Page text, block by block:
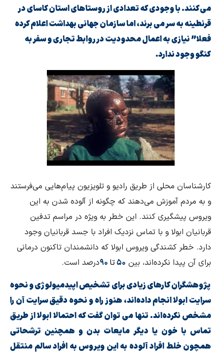
می‌کنند. با وجودی که تعدادی از روستاهای استان کاسای در
قرنطینه به سر می برند، اما سازمان جهانی بهداشت اعلام کرده
فعلا” نیازی به اعمال محدودیت در روابط تجاری و سفر به
کنگو وجود ندارد.
کارشناسان محلی از طریق رادیو و تلویزیون پیام‌هایی می‌فرستند
و به مردم آموزش می‌دهند که چگونه از آلوده شدن به این
ویروس پیشگیری کنند. این خطر به ویژه در مراسم تدفین
قربانیان ابولا و با تماس نزدیک افراد با جسد قربانیان وجود
دارد. خطر کشندگی ویروس ابولا که دانشمندان تاکنون درمانی
برای آن پیدا نکرده‌اند، بین ۵۰تا درصد است.
پژوهشگران کارهای زیادی برای تشخیص اپیدمیولوژی و نحوه
سرایت ابولا انجام داده‌اند، هنوز راه و نحوه دقیق سرایت آن را
مشخص نکرده‌اند. تنها می توان گفت که احتمالا ابولا از طریق
تماس با خون یا دیگر مایعات بدن و همچنین ترشحاتی
همچون خلط افراد آلوده به این ویروس به افراد سالم منتقل